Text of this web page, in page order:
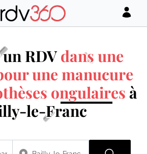
RDVdans une
une manucure
ongulaires à
le-Franc